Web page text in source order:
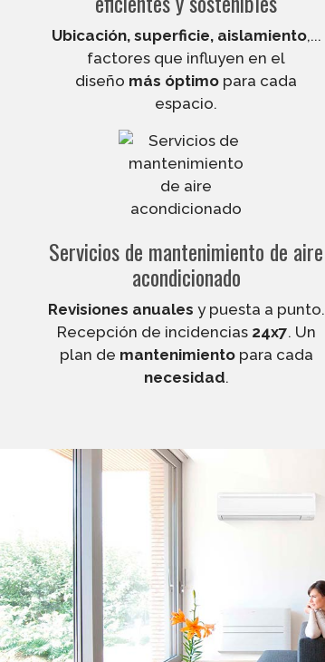
Ubicación, superficie, aislamiento,...
factores que influyen en el
diseño más óptimo para cada
espacio.
Servicios de mantenimiento de aire
acondicionado
Revisiones anuales y puesta a punto.
Recepción de incidencias24x7. Un
plan de mantenimientopara cada
necesidad.